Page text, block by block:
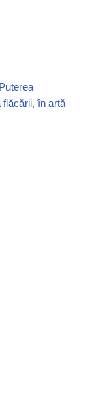
flăcării, în artă